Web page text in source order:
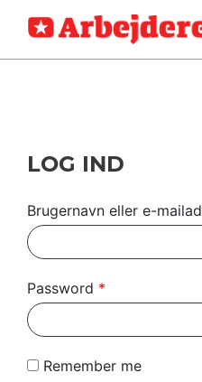
SEKTIONER
MENER
UDLAND
DEBAT
TIL
LOG IND
LOG IND
Brugernavn eller e-
Password *
Remember me